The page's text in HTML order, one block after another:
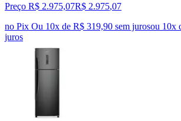
Preço R$ 2.975,07R$ 2.975,07
no Pix Ou 10x de R$ 319,90 sem jurosou 10x
juros